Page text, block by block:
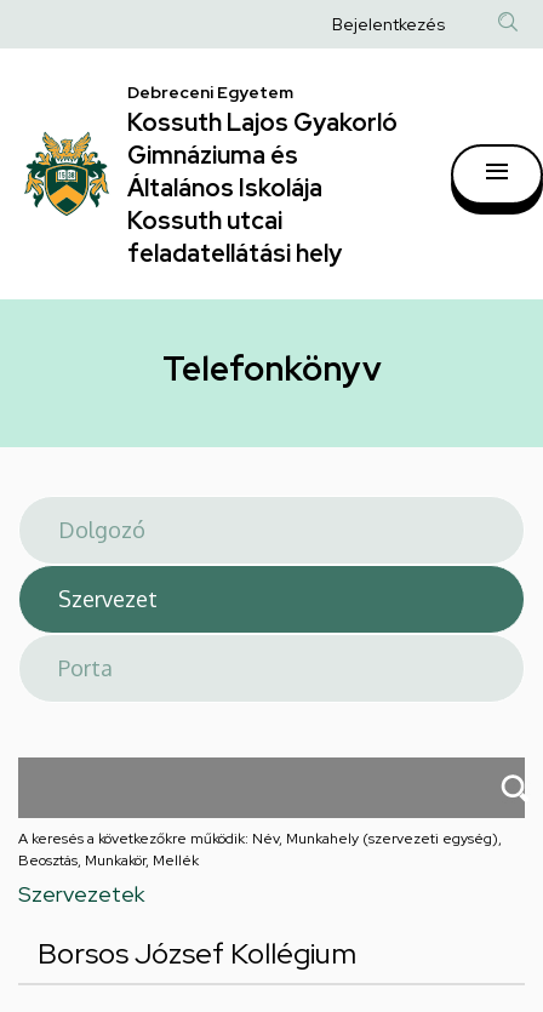
|
Kossuth
Lajos
Gyakorló
Gimnáziuma
Általános
hely
a
Anonim
fiók
Bejelentkezés
Debreceni Egyetem
Kossuth Lajos Gyakorló
Gimnáziuma és
Általános Iskolája
Kossuth utcai
feladatellátási hely
Telefonkönyv
A keresés a következőkre működik: Név, Munkahely (szervezeti egység),
Beosztás, Munkakör, Mellék
Szervezetek
Borsos József Kollégium